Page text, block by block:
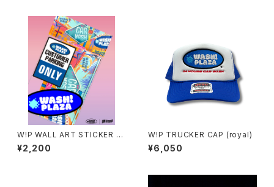
W!P WALL ART STICKER P
ACK
¥2,200
W!P TRUCKER CAP (royal)
¥6,050